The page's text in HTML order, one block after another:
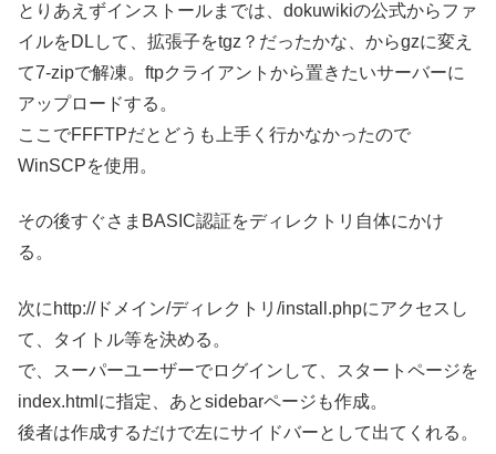
とりあえずインストールまでは、dokuwikiの公式からファ
イルをDLして、拡張子をtgz？だったかな、からgzに変え
て7-zipで解凍。ftpクライアントから置きたいサーバーに
アップロードする。
ここでFFFTPだとどうも上手く行かなかったので
WinSCPを使用。
その後すぐさまBASIC認証をディレクトリ自体にかけ
る。
次にhttp://ドメイン/ディレクトリ/install.phpにアクセスし
て、タイトル等を決める。
で、スーパーユーザーでログインして、スタートページを
index.htmlに指定、あとsidebarページも作成。
後者は作成するだけで左にサイドバーとして出てくれる。